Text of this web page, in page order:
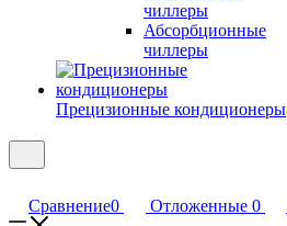
чиллеры
Абсорбционные
чиллеры
Прецизионные кондиционеры
Сравнение0 Отложенные 0